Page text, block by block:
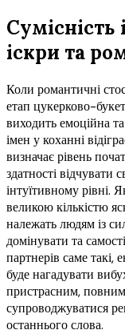
Сумісність
іскри та
Коли романтичні
етап цукерково-
виходить емоційна
імен у коханні
визначає рівень
здатності відчувати
інтуїтивному рівні.
великою кількістю
належать людям із
домінувати та
партнерів саме такі,
буде нагадувати
пристрасним,
супроводжуватися
останнього слова.